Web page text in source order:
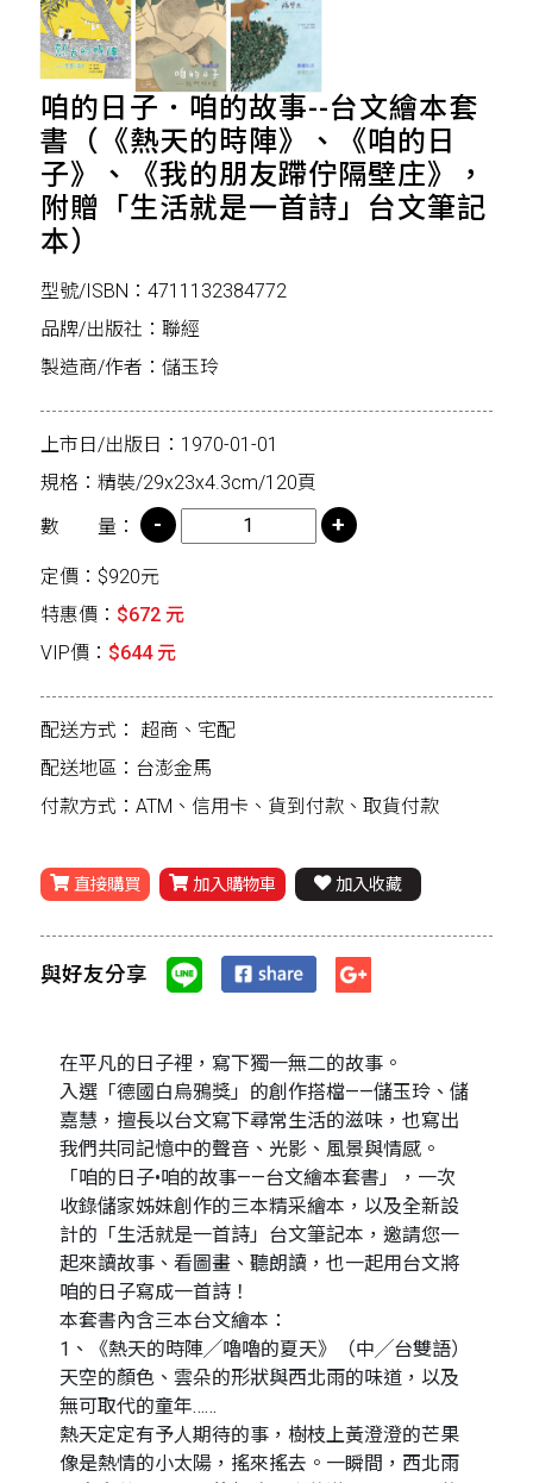
咱的日子．咱的故事--台文繪本套
書（《熱天的時陣》、《咱的日
子》、《我的朋友蹛佇隔壁庄》，
附贈「生活就是一首詩」台文筆記
本）
型號/ISBN：4711132384772
品牌/出版社：聯經
製造商/作者：儲玉玲
上市日/出版日：1970-01-01
規格：精裝/29x23x4.3cm/120頁
數 量：
定價：$920元
特惠價： $672 元
VIP價： $644 元
配送方式： 超商、宅配
配送地區：台澎金馬
付款方式：ATM、信用卡、貨到付款、取貨付款
直接購買 加入購物車 加入收藏
與好友分享
在平凡的日子裡，寫下獨一無二的故事。
入選「德國白烏鴉獎」的創作搭檔——儲玉玲、儲
嘉慧，擅長以台文寫下尋常生活的滋味，也寫出
我們共同記憶中的聲音、光影、風景與情感。
「咱的日子•咱的故事——台文繪本套書」，一次
收錄儲家姊妹創作的三本精采繪本，以及全新設
計的「生活就是一首詩」台文筆記本，邀請您一
起來讀故事、看圖畫、聽朗讀，也一起用台文將
咱的日子寫成一首詩！
本套書內含三本台文繪本：
1、《熱天的時陣╱嚕嚕的夏天》（中╱台雙語）
天空的顏色、雲朵的形狀與西北雨的味道，以及
無可取代的童年……
熱天定定有予人期待的事，樹枝上黃澄澄的芒果
像是熱情的小太陽，搖來搖去。一瞬間，西北雨